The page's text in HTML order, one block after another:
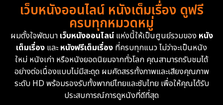
เว็บหนังออนไลน์ หนังเต็มเรื่อง ดูฟรี
ครบทุกหมวดหมู่
ผมตั้งใจพัฒนา เว็บหนังออนไลน์แห่งนี้ให้เป็นศูนย์รวมของ หนัง
เต็มเรื่อง และหนังฟรีเต็มเรื่อง ที่ครบทุกแนว ไม่ว่าจะเป็นหนัง
ใหม่ หนังเก่า หรือหนังยอดนิยมจากทั่วโลก คุณสามารถรับชมได้
อย่างต่อเนื่องแบบไม่มีสะดุด ผมคัดสรรทั้งภาพและเสียงคุณภาพ
ระดับ HD พร้อมรองรับทั้งพากย์ไทยและซับไทย เพื่อให้คุณได้รับ
ประสบการณ์การดูหนังที่ดีที่สุด